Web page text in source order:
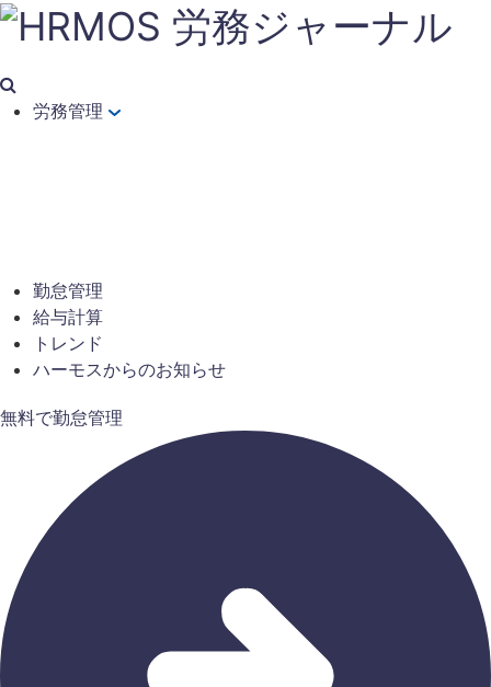
労務管理
勤怠管理
給与計算
トレンド
ハーモスからのお知らせ
無料で勤怠管理